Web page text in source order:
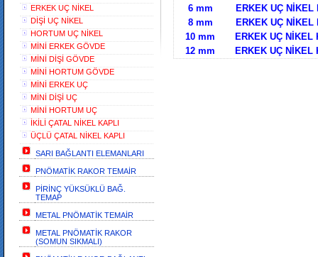
ERKEK UÇ NİKEL
DİŞİ UÇ NİKEL
HORTUM UÇ NİKEL
MİNİ ERKEK GÖVDE
MİNİ DİŞİ GÖVDE
MİNİ HORTUM GÖVDE
MİNİ ERKEK UÇ
MİNİ DİŞİ UÇ
MİNİ HORTUM UÇ
İKİLİ ÇATAL NİKEL KAPLI
ÜÇLÜ ÇATAL NİKEL KAPLI
SARI BAĞLANTI ELEMANLARI
PNÖMATİK RAKOR TEMAİR
PİRİNÇ YÜKSÜKLÜ BAĞ.
TEMAP
METAL PNÖMATİK TEMAİR
METAL PNÖMATİK RAKOR
(SOMUN SIKMALI)
6 mm
8 mm ERKEK
10 mm ERKEK
12 mm ERKEK